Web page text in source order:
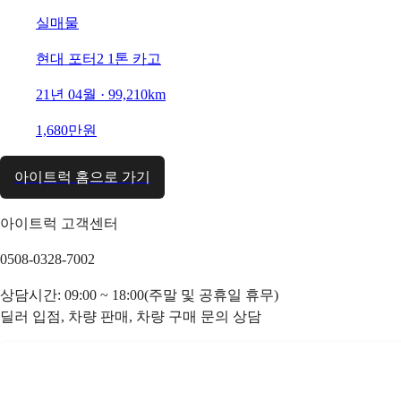
실매물
현대 포터2 1톤 카고
21년 04월 · 99,210km
1,680만원
아이트럭 홈으로 가기
아이트럭 고객센터
0508-0328-7002
상담시간: 09:00 ~ 18:00(주말 및 공휴일 휴무)
딜러 입점, 차량 판매, 차량 구매 문의 상담